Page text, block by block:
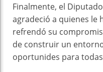
Finalmente, el
agradeció a quienes le
refrendó su
de construir un
oportunides para